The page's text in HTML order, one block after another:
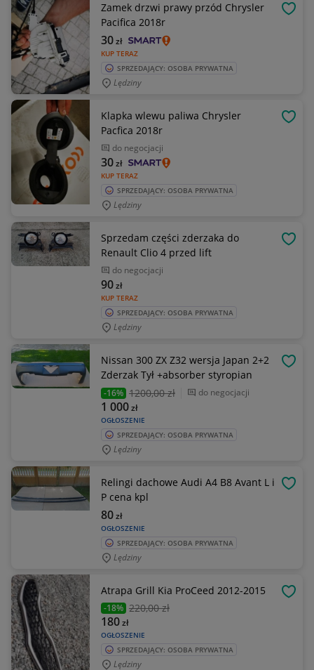
Zamek drzwi prawy przód Chrysler
Pacifica 2018r
KUP TERAZ
30zł
SPRZEDAJĄCY: OSOBA PRYWATNA
Lędziny
Klapka wlewu paliwa Chrysler
Pacfica 2018r
do negocjacji
KUP TERAZ
30zł
SPRZEDAJĄCY: OSOBA PRYWATNA
Lędziny
Sprzedam części zderzaka do
Renault Clio 4 przed lift
do negocjacji
KUP TERAZ
90zł
SPRZEDAJĄCY: OSOBA PRYWATNA
Lędziny
Nissan 300 ZX Z32 wersja Japan 2+2
Zderzak Tył +absorber styropian
-16% 1200,00 zł do negocjacji
OGŁOSZENIE
1 000zł
SPRZEDAJĄCY: OSOBA PRYWATNA
Lędziny
Relingi dachowe Audi A4 B8 Avant L i
P cena kpl
OGŁOSZENIE
80zł
SPRZEDAJĄCY: OSOBA PRYWATNA
Lędziny
Atrapa Grill Kia ProCeed 2012-2015
-18% 220,00 zł
OGŁOSZENIE
180zł
SPRZEDAJĄCY: OSOBA PRYWATNA
Lędziny